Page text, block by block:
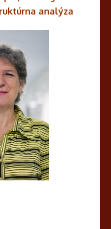
analýza